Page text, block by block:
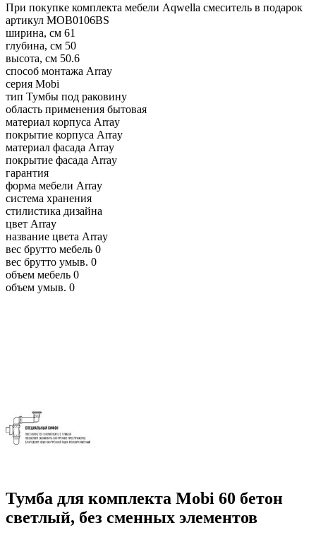
При покупке комплекта мебели Aqwella смеситель в подарок
артикул MOB0106BS
ширина, см 61
глубина, см 50
высота, см 50.6
способ монтажа Array
серия Mobi
тип Тумбы под раковину
область применения бытовая
материал корпуса Array
покрытие корпуса Array
материал фасада Array
покрытие фасада Array
гарантия
форма мебели Array
система хранения
стилистика дизайна
цвет Array
название цвета Array
вес брутто мебель 0
вес брутто умыв. 0
объем мебель 0
объем умыв. 0
Тумба для комплекта Mobi 60 бетон
светлый, без сменных элементов